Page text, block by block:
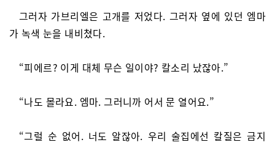
그러자 가브리엘은 고개를 저었다. 그러자 옆에 있던 엠마
가 녹색 눈을 내비쳤다.
“피에르? 이게 대체 무슨 일이야? 칼소리 났잖아.”
“나도 몰라요. 엠마. 그러니까 어서 문 열어요.”
“그럴 순 없어. 너도 알잖아. 우리 술집에선 칼질은 금지